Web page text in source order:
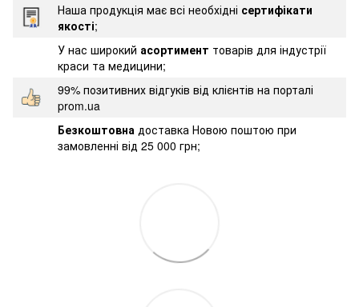
Наша продукція має всі необхідні сертифікати
якості;
У нас широкий асортимент товарів для індустрії
краси та медицини;
99% позитивних відгуків від клієнтів на порталі
prom.ua
Безкоштовна доставка Новою поштою при
замовленні від 25 000 грн;